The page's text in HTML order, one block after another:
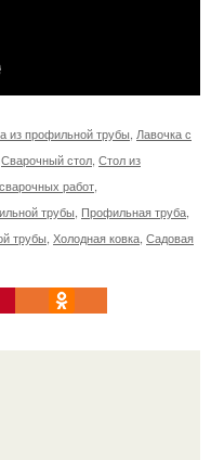
из профильной трубы, Лавочка с
Сварочный стол, Стол из
работ,
трубы, Профильная труба,
трубы, Холодная ковка, Садовая